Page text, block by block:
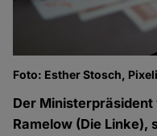
Foto: Esther Stosch,
Der
Ramelow (Die Linke),